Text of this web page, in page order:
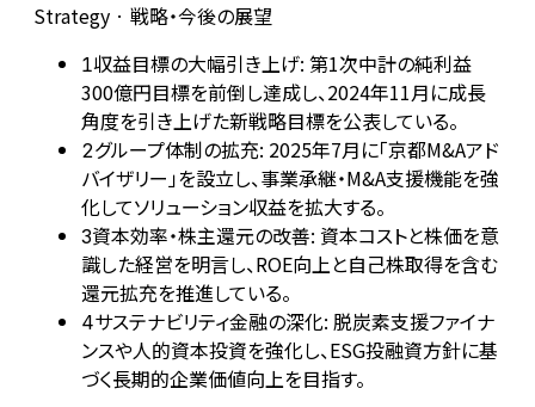
Strategy · 戦略・今後の展望
1収益目標の大幅引き上げ: 第1次中計の純利益
300億円目標を前倒し達成し、2024年11月に成長
角度を引き上げた新戦略目標を公表している。
2グループ体制の拡充: 2025年7月に「京都M&Aアド
バイザリー」を設立し、事業承継・M&A支援機能を強
化してソリューション収益を拡大する。
3資本効率・株主還元の改善: 資本コストと株価を意
識した経営を明言し、ROE向上と自己株取得を含む
還元拡充を推進している。
4サステナビリティ金融の深化: 脱炭素支援ファイナ
ンスや人的資本投資を強化し、ESG投融資方針に基
づく長期的企業価値向上を目指す。